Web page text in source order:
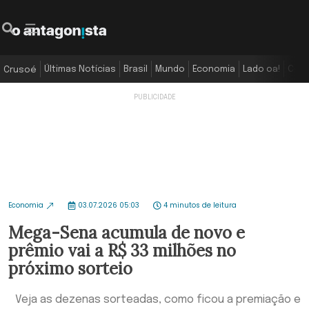
Crusoé Últimas Notícias Brasil Mundo Economia Lado oa!
Economia 03.07.2026 05:03 4 minutos de leitura
Mega-Sena acumula de novo e
prêmio vai a R$ 33 milhões no
próximo sorteio
Veja as dezenas sorteadas, como ficou a premiação e